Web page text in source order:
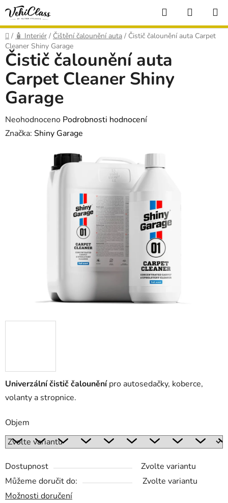
Přejít
obsah
Hledat
KOŠÍK
Domů
/ 🧴 Interiér / Čištění čalounění auta / Čistič čalounění auta Carpet
Cleaner Shiny Garage
Univerzální čistič čalouněnípro autosedačky, koberce,
volanty a stropnice.
Objem
Dostupnost
Zvolte variantu
Můžeme doručit do:
Zvolte variantu
Možnosti doručení
Čistič čalounění auta
Carpet Cleaner Shiny
Garage
Průměrné
hodnocení
Neohodnoceno Podrobnosti hodnocení
Značka: Shiny Garage